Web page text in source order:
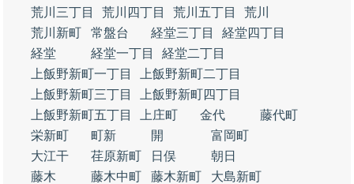
荒川三丁目
荒川四丁目 荒川五丁目
荒川
荒川新町
常盤台 経堂三丁目
経堂四丁目
経堂
経堂一丁目
経堂二丁目
上飯野新町一丁目
上飯野新町二丁目
上飯野新町三丁目
上飯野新町四丁目
上飯野新町五丁目
上庄町 金代
藤代町
栄新町
町新 開
富岡町
大江干
荏原新町 日俣
朝日
藤木
藤木中町 藤木新町
大島新町